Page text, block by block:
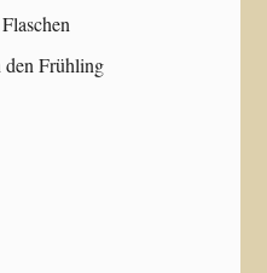
den Frühling